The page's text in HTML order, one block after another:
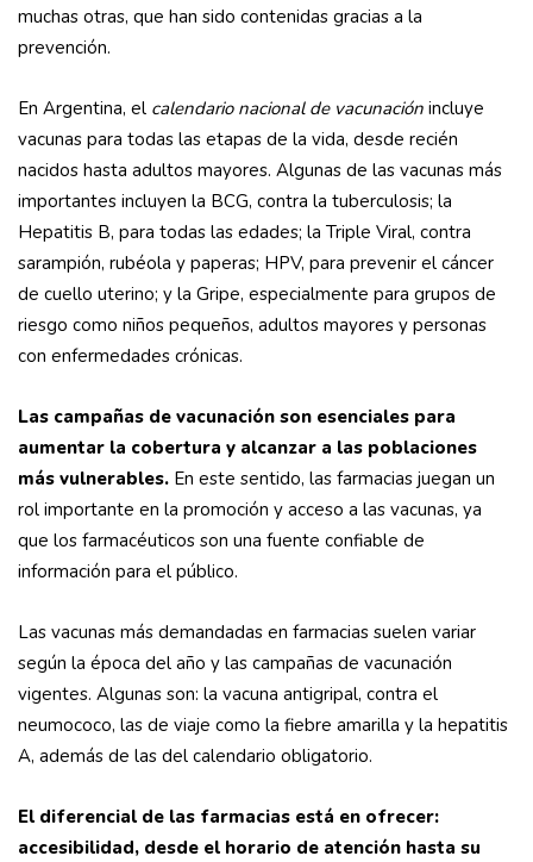
muchas otras, que han sido contenidas gracias a la
prevención.
En Argentina, el calendario nacional de vacunación incluye
vacunas para todas las etapas de la vida, desde recién
nacidos hasta adultos mayores. Algunas de las vacunas más
importantes incluyen la BCG, contra la tuberculosis; la
Hepatitis B, para todas las edades; la Triple Viral, contra
sarampión, rubéola y paperas; HPV, para prevenir el cáncer
de cuello uterino; y la Gripe, especialmente para grupos de
riesgo como niños pequeños, adultos mayores y personas
con enfermedades crónicas.
Las campañas de vacunación son esenciales para
aumentar la cobertura y alcanzar a las poblaciones
más vulnerables. En este sentido, las farmacias juegan un
rol importante en la promoción y acceso a las vacunas, ya
que los farmacéuticos son una fuente confiable de
información para el público.
Las vacunas más demandadas en farmacias suelen variar
según la época del año y las campañas de vacunación
vigentes. Algunas son: la vacuna antigripal, contra el
neumococo, las de viaje como la fiebre amarilla y la hepatitis
A, además de las del calendario obligatorio.
El diferencial de las farmacias está en ofrecer:
accesibilidad, desde el horario de atención hasta su